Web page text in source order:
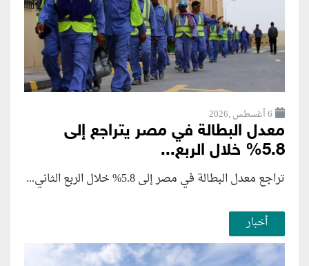
6 أغسطس ,2026
معدل البطالة في مصر يتراجع إلى
5.8% خلال الربع...
تراجع معدل البطالة في مصر إلى 5.8% خلال الربع الثاني...
أخبار